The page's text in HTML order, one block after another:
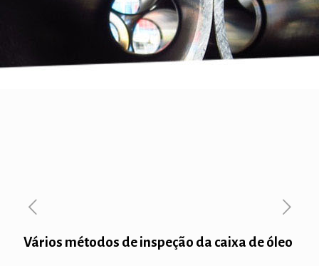
Vários métodos de inspeção da caixa de óleo